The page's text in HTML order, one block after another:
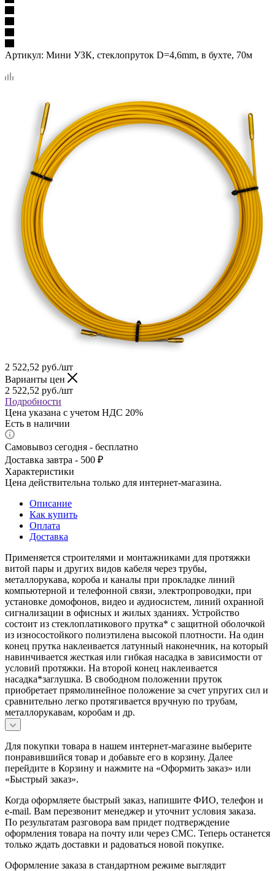
Артикул: Мини УЗК, стеклопруток D=4,6mm, в бухте, 70м
2 522,52 руб./шт
Варианты цен
2 522,52 руб./шт
Подробности
Цена указана с учетом НДС 20%
Есть в наличии
Самовывоз сегодня - бесплатно
Доставка завтра - 500 ₽
Характеристики
Цена действительна только для интернет-магазина.
Описание
Как купить
Оплата
Доставка
Применяется строителями и монтажниками для протяжки
витой пары и других видов кабеля через трубы,
металлорукава, короба и каналы при прокладке линий
компьютерной и телефонной связи, электропроводки, при
установке домофонов, видео и аудиосистем, линий охранной
сигнализации в офисных и жилых зданиях. Устройство
состоит из стеклоплатикового прутка* с защитной оболочкой
из износостойкого полиэтилена высокой плотности. На один
конец прутка наклеивается латунный наконечник, на который
навинчивается жесткая или гибкая насадка в зависимости от
условий протяжки. На второй конец наклеивается
насадка*заглушка. В свободном положении пруток
приобретает прямолинейное положение за счет упругих сил и
сравнительно легко протягивается вручную по трубам,
металлорукавам, коробам и др.
Для покупки товара в нашем интернет-магазине выберите
понравившийся товар и добавьте его в корзину. Далее
перейдите в Корзину и нажмите на «Оформить заказ» или
«Быстрый заказ».
Когда оформляете быстрый заказ, напишите ФИО, телефон и
e-mail. Вам перезвонит менеджер и уточнит условия заказа.
По результатам разговора вам придет подтверждение
оформления товара на почту или через СМС. Теперь останется
только ждать доставки и радоваться новой покупке.
Оформление заказа в стандартном режиме выглядит